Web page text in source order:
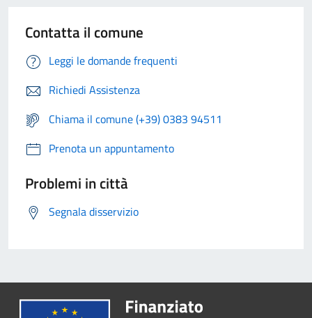
Contatta il comune
Leggi le domande frequenti
Richiedi Assistenza
Chiama il comune (+39) 0383 94511
Prenota un appuntamento
Problemi in città
Segnala disservizio